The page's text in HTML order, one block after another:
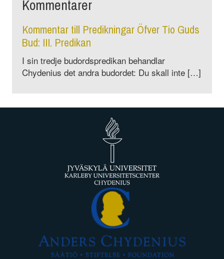
Kommentar till Predikningar Öfver Tio Guds
Bud: III. Predikan
I sin tredje budordspredikan behandlar
Chydenius det andra budordet: Du skall inte […]